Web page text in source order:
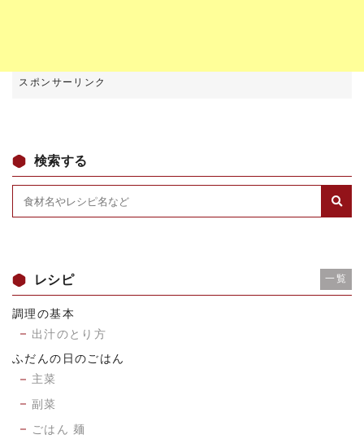
検索する
レシピ 一覧
調理の基本
出汁のとり方
ふだんの日のごはん
主菜
副菜
ごはん 麺